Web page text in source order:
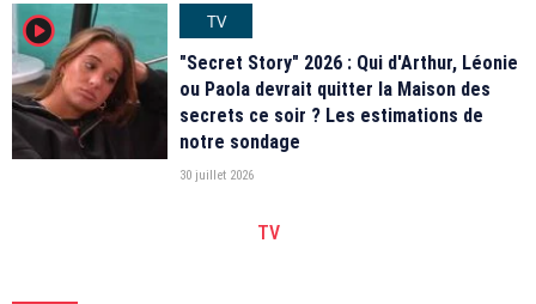
player2
TV
"Secret Story" 2026 : Qui d'Arthur, Léonie
ou Paola devrait quitter la Maison des
secrets ce soir ? Les estimations de
notre sondage
30 juillet 2026
TV